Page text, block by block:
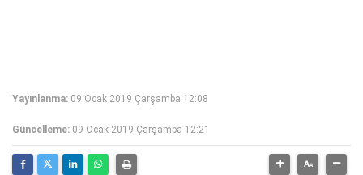
Yayınlanma: 09 Ocak 2019 Çarşamba 12:08
Güncelleme: 09 Ocak 2019 Çarşamba 12:21